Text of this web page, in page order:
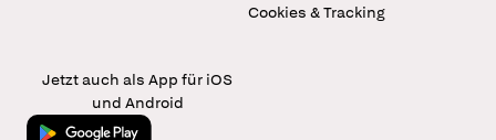
Cookies & Tracking
Jetzt auch als App für iOS
und Android
Jetzt bei Google Play